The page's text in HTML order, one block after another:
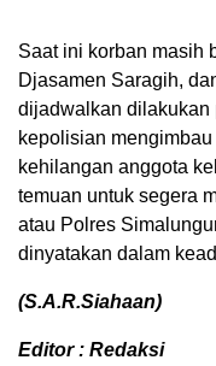
Saat ini korban masih
Djasamen Saragih,
dijadwalkan dilakukan
kepolisian
kehilangan anggota
temuan untuk segera
atau Polres
dinyatakan dalam
(S.A.R.Siahaan)
Editor : Redaksi